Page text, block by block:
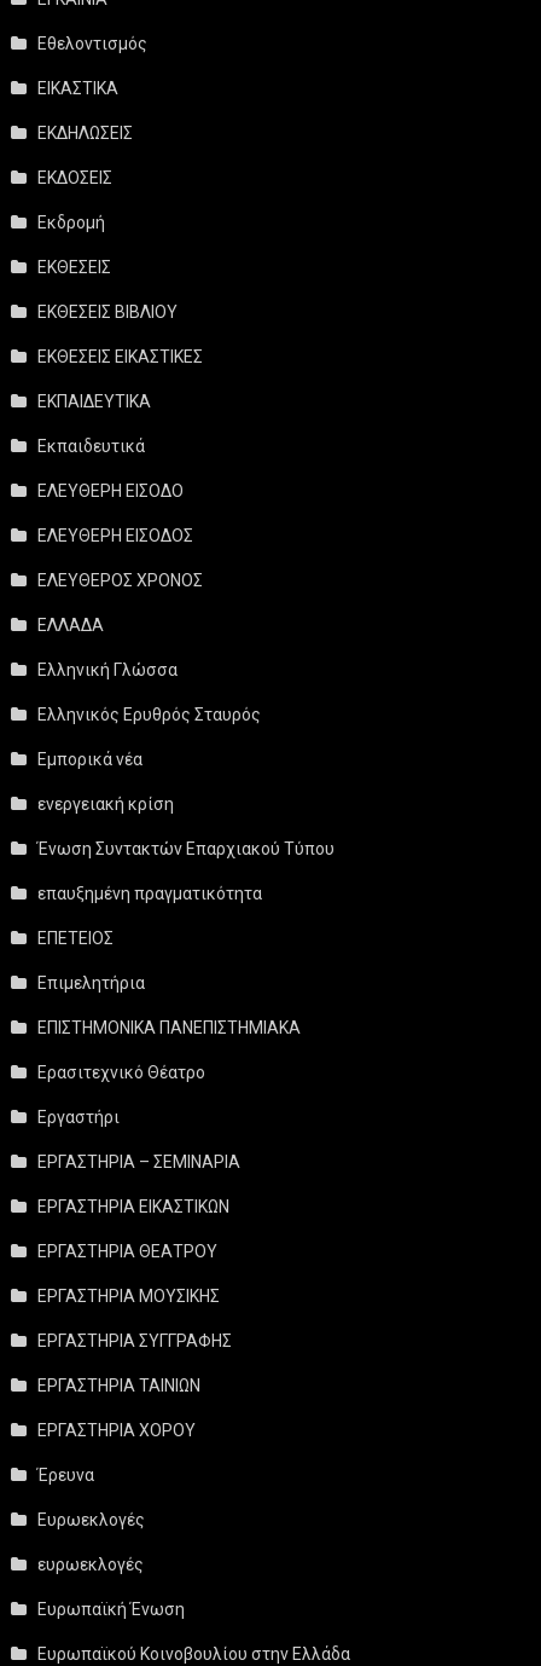
Εθελοντισμός
ΕΙΚΑΣΤΙΚΑ
ΕΚΔΗΛΩΣΕΙΣ
ΕΚΔΟΣΕΙΣ
Εκδρομή
ΕΚΘΕΣΕΙΣ
ΕΚΘΕΣΕΙΣ ΒΙΒΛΙΟΥ
ΕΚΘΕΣΕΙΣ ΕΙΚΑΣΤΙΚΕΣ
ΕΚΠΑΙΔΕΥΤΙΚΑ
Εκπαιδευτικά
ΕΛΕΥΘΕΡΗ ΕΙΣΟΔΟ
ΕΛΕΥΘΕΡΗ ΕΙΣΟΔΟΣ
ΕΛΕΥΘΕΡΟΣ ΧΡΟΝΟΣ
ΕΛΛΑΔΑ
Ελληνική Γλώσσα
Ελληνικός Ερυθρός Σταυρός
Εμπορικά νέα
ενεργειακή κρίση
Ένωση Συντακτών Επαρχιακού Τύπου
επαυξημένη πραγματικότητα
ΕΠΕΤΕΙΟΣ
Επιμελητήρια
ΕΠΙΣΤΗΜΟΝΙΚΑ ΠΑΝΕΠΙΣΤΗΜΙΑΚΑ
Ερασιτεχνικό Θέατρο
Εργαστήρι
ΕΡΓΑΣΤΗΡΙΑ – ΣΕΜΙΝΑΡΙΑ
ΕΡΓΑΣΤΗΡΙΑ ΕΙΚΑΣΤΙΚΩΝ
ΕΡΓΑΣΤΗΡΙΑ ΘΕΑΤΡΟΥ
ΕΡΓΑΣΤΗΡΙΑ ΜΟΥΣΙΚΗΣ
ΕΡΓΑΣΤΗΡΙΑ ΣΥΓΓΡΑΦΗΣ
ΕΡΓΑΣΤΗΡΙΑ ΤΑΙΝΙΩΝ
ΕΡΓΑΣΤΗΡΙΑ ΧΟΡΟΥ
Έρευνα
Ευρωεκλογές
ευρωεκλογές
Ευρωπαϊκή Ένωση
Ευρωπαϊκού Κοινοβουλίου στην Ελλάδα